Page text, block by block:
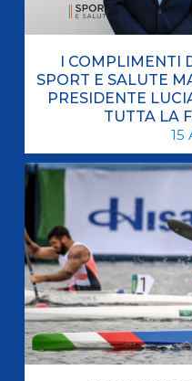
I COMPLIMENTI
SPORT E SALUTE
PRESIDENTE
TUTTA LA
15